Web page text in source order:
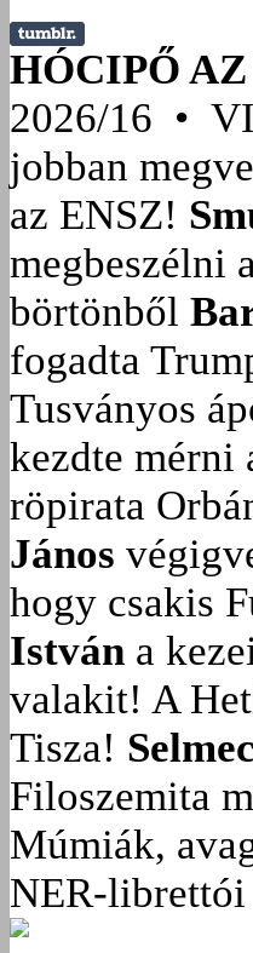
HÓCIPŐ
2026/16 •
jobban
az ENSZ!
megbeszélni
börtönből
fogadta
Tusványos
kezdte mérni
röpirata
János
hogy csakis
István a
valakit! A
Tisza!
Filoszemita
Múmiák,
NER-librettói